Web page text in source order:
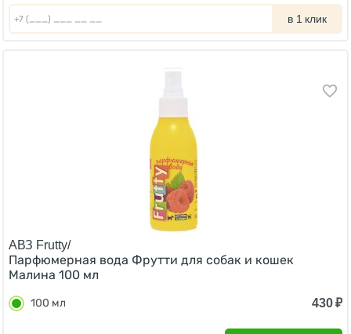
в 1 клик
АВЗ Frutty/
Парфюмерная вода Фрутти для собак и кошек
Малина 100 мл
100 мл 430₽